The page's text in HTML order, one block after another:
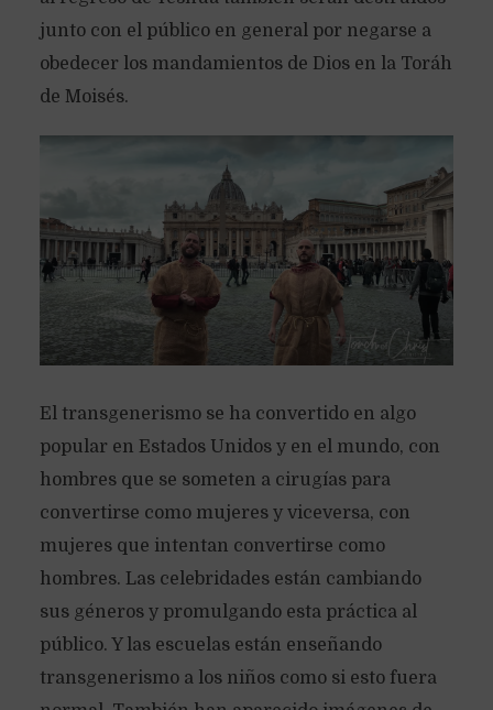
junto con el público en general por negarse a
obedecer los mandamientos de Dios en la Toráh
de Moisés.
El transgenerismo se ha convertido en algo
popular en Estados Unidos y en el mundo, con
hombres que se someten a cirugías para
convertirse como mujeres y viceversa, con
mujeres que intentan convertirse como
hombres. Las celebridades están cambiando
sus géneros y promulgando esta práctica al
público. Y las escuelas están enseñando
transgenerismo a los niños como si esto fuera